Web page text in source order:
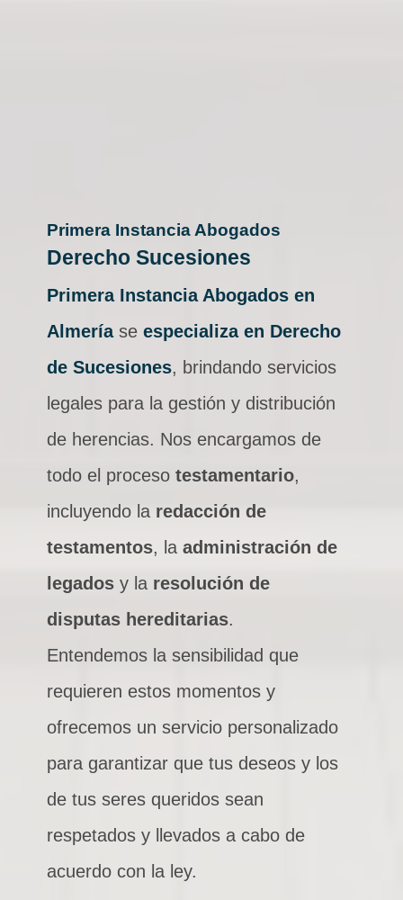
Primera Instancia Abogados
Derecho Sucesiones
Primera Instancia Abogados en
Almeríase especializa en Derecho
de Sucesiones, brindando servicios
legales para la gestión y distribución
de herencias. Nos encargamos de
todo el proceso testamentario,
incluyendo la redacción de
testamentos, la administración de
legadosy la resolución de
disputas hereditarias.
Entendemos la sensibilidad que
requieren estos momentos y
ofrecemos un servicio personalizado
para garantizar que tus deseos y los
de tus seres queridos sean
respetados y llevados a cabo de
acuerdo con la ley.